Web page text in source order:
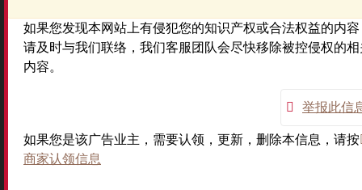
如果您发现本网站上有侵犯您的知识产权或合法权益的内
请及时与我们联络，我们客服团队会尽快移除被控侵权的
内容。
举报此信
如果您是该广告业主，需要认领，更新，删除本信息，请按
商家认领信息